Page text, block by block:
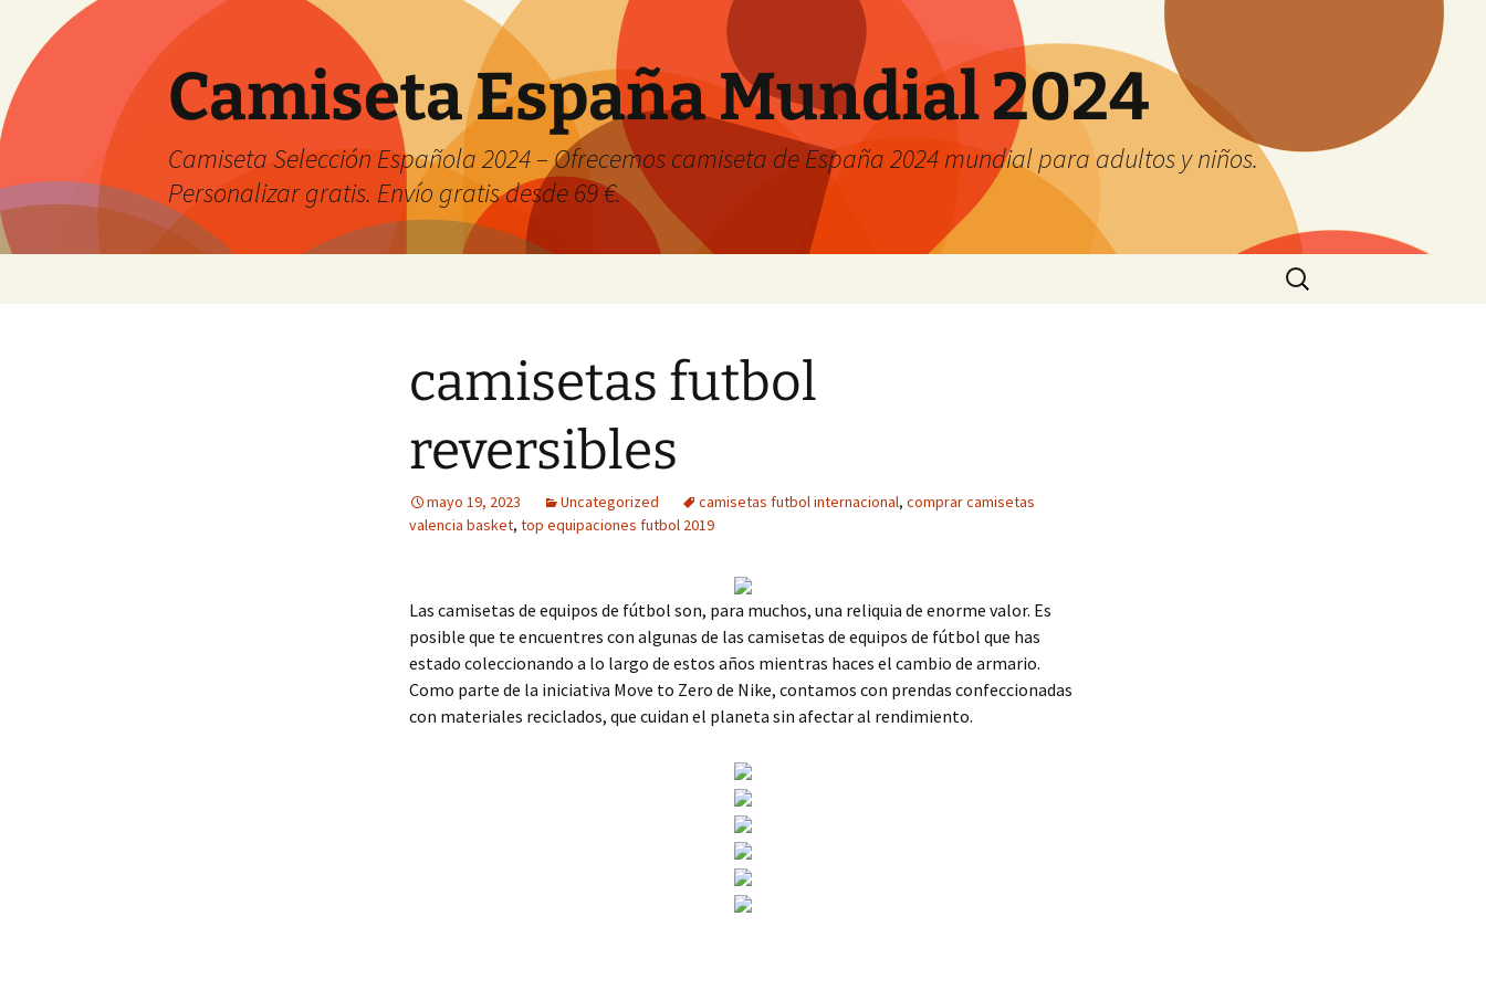
Camiseta España Mundial 2024
Camiseta Selección Española 2024 – Ofrecemos camiseta de España 2024 mundial para adultos y niños.
Personalizar gratis. Envío gratis desde 69 €.
Buscar:
camisetas futbol
reversibles
mayo 19, 2023 Uncategorized camisetas futbol internacional, comprar camisetas
valencia basket, top equipaciones futbol 2019
Las camisetas de equipos de fútbol son, para muchos, una reliquia de enorme valor. Es
posible que te encuentres con algunas de las camisetas de equipos de fútbol que has
estado coleccionando a lo largo de estos años mientras haces el cambio de armario.
Como parte de la iniciativa Move to Zero de Nike, contamos con prendas confeccionadas
con materiales reciclados, que cuidan el planeta sin afectar al rendimiento.